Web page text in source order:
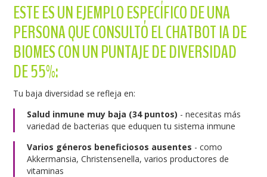
ESTE ES UN EJEMPLO ESPECÍFICO DE UNA
PERSONA QUE CONSULTÓ EL CHATBOT IA DE
BIOMES CON UN PUNTAJE DE DIVERSIDAD
DE 55%:
Tu baja diversidad se refleja en:
Salud inmune muy baja (34 puntos) - necesitas más
variedad de bacterias que eduquen tu sistema inmune
Varios géneros beneficiosos ausentes - como
Akkermansia, Christensenella, varios productores de
vitaminas